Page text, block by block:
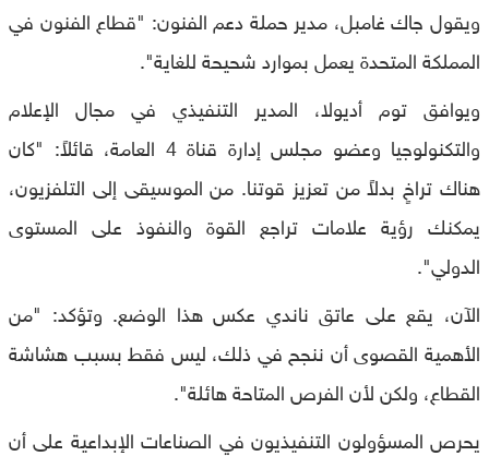
ويقول جاك غامبل، مدير حملة دعم الفنون: "قطاع الفنون في
المملكة المتحدة يعمل بموارد شحيحة للغاية".
ويوافق توم أديولا، المدير التنفيذي في مجال الإعلام
والتكنولوجيا وعضو مجلس إدارة قناة 4 العامة، قائلاً: "كان
هناك تراخٍ بدلاً من تعزيز قوتنا. من الموسيقى إلى التلفزيون،
يمكنك رؤية علامات تراجع القوة والنفوذ على المستوى
الدولي".
الآن، يقع على عاتق ناندي عكس هذا الوضع. وتؤكد: "من
الأهمية القصوى أن ننجح في ذلك، ليس فقط بسبب هشاشة
القطاع، ولكن لأن الفرص المتاحة هائلة".
يحرص المسؤولون التنفيذيون في الصناعات الإبداعية على أن